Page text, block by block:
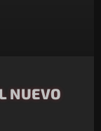
NUEVO